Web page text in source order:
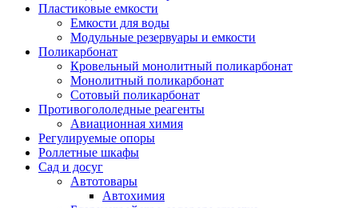
Пластиковые емкости
Емкости для воды
Модульные резервуары и емкости
Поликарбонат
Кровельный монолитный поликарбонат
Монолитный поликарбонат
Сотовый поликарбонат
Противогололедные реагенты
Авиационная химия
Регулируемые опоры
Роллетные шкафы
Сад и досуг
Автотовары
Автохимия